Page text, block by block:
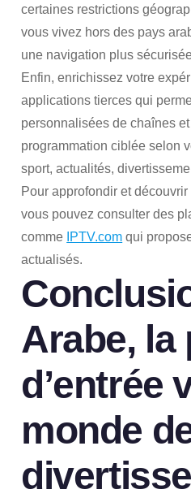
certaines restrictions
vous vivez hors des pays
une navigation plus
Enfin, enrichissez votre
applications tierces qui
personnalisées de chaînes
programmation ciblée selon
sport, actualités,
Pour approfondir et
vous pouvez consulter des
comme IPTV.com qui
actualisés.
Arabe, la
d’entrée
monde